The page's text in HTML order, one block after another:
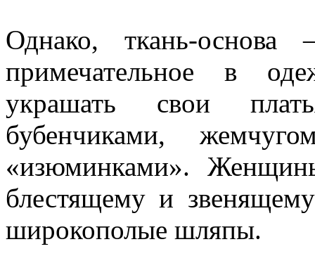
Однако, ткань-
примечательное в
украшать свои
бубенчиками,
«изюминками».
блестящему и
широкополые шляпы.